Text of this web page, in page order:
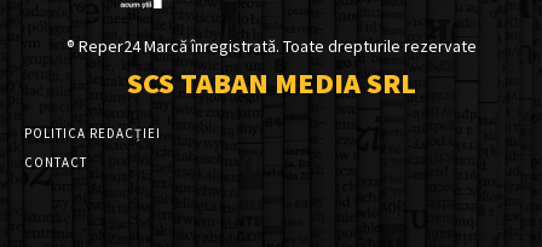
® Reper24 Marcă înregistrată. Toate drepturile rezervate
SCS TABAN MEDIA SRL
POLITICA REDACȚIEI
CONTACT